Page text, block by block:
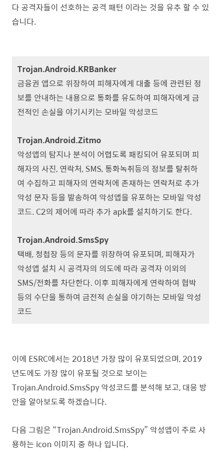
다 공격자들이 선호하는 공격 패턴 이라는 것을 유추 할 수 있
습니다.
Trojan.Android.KRBanker
금융권 앱으로 위장하여 피해자에게 대출 등에 관련된 정
보를 안내하는 내용으로 통화를 유도하여 피해자에게 금
전적인 손실을 야기시키는 모바일 악성코드
Trojan.Android.Zitmo
악성앱의 탐지나 분석이 어렵도록 패킹되어 유포되며 피
해자의 사진, 연락처, SMS, 통화녹취등의 정보를 탈취하
여 수집하고 피해자의 연락처에 존재하는 연락처로 추가
악성 문자 등을 발송하여 악성앱을 유포하는 모바일 악성
코드. C2의 제어에 따라 추가 apk를 설치하기도 한다.
Trojan.Android.SmsSpy
택배, 청첩장 등의 문자를 위장하여 유포되며, 피해자가
악성앱 설치 시 공격자의 의도에 따라 공격자 이외의
SMS/전화를 차단한다. 이후 피해자에게 연락하여 협박
등의 수단을 통하여 금전적 손실을 야기하는 모바일 악성
코드
이에 ESRC에서는 2018년 가장 많이 유포되었으며, 2019
년도에도 가장 많이 유포될 것으로 보이는
Trojan.Android.SmsSpy 악성코드를 분석해 보고, 대응 방
안을 알아보도록 하겠습니다.
다음 그림은 “Trojan.Android.SmsSpy” 악성앱이 주로 사
용하는 icon 이미지 중 하나 입니다.